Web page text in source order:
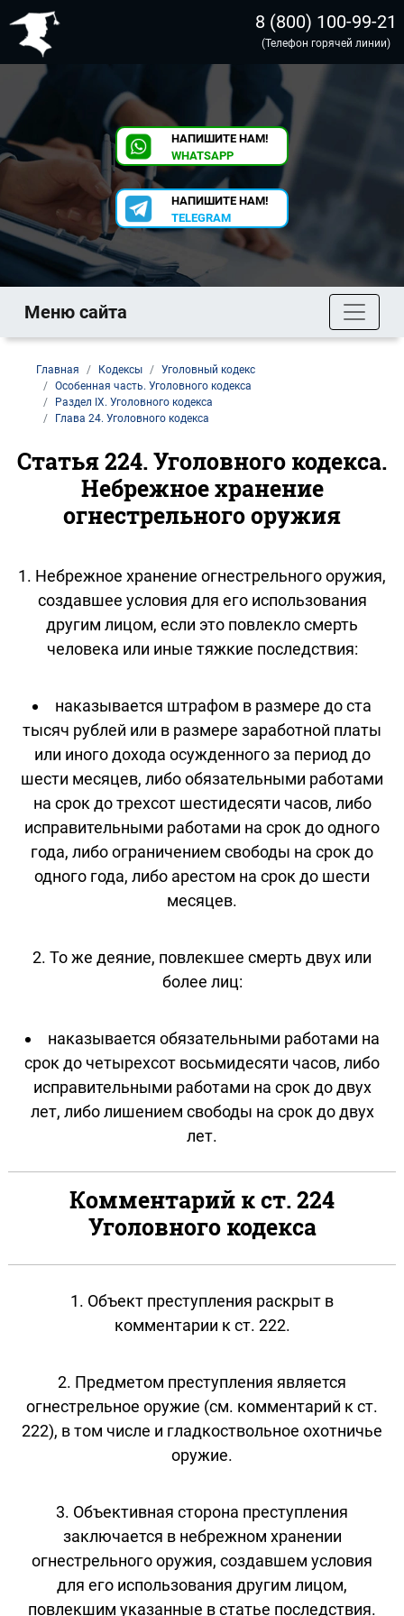
8 (800) 100-99-21
(Телефон горячей линии)
НАПИШИТЕ НАМ!
WHATSAPP
НАПИШИТЕ НАМ!
TELEGRAM
Меню сайта
Главная Кодексы
Уголовный кодекс
Особенная часть. Уголовного кодекса
Раздел IX. Уголовного кодекса
Глава 24. Уголовного кодекса
Статья 224. Уголовного кодекса.
Небрежное хранение
огнестрельного оружия
1. Небрежное хранение огнестрельного оружия,
создавшее условия для его использования
другим лицом, если это повлекло смерть
человека или иные тяжкие последствия:
наказывается штрафом в размере до ста
тысяч рублей или в размере заработной платы
или иного дохода осужденного за период до
шести месяцев, либо обязательными работами
на срок до трехсот шестидесяти часов, либо
исправительными работами на срок до одного
года, либо ограничением свободы на срок до
одного года, либо арестом на срок до шести
месяцев.
2. То же деяние, повлекшее смерть двух или
более лиц:
наказывается обязательными работами на
срок до четырехсот восьмидесяти часов, либо
исправительными работами на срок до двух
лет, либо лишением свободы на срок до двух
лет.
Комментарий к ст. 224
Уголовного кодекса
1. Объект преступления раскрыт в
комментарии к ст. 222.
2. Предметом преступления является
огнестрельное оружие (см. комментарий к ст.
222), в том числе и гладкоствольное охотничье
оружие.
3. Объективная сторона преступления
заключается в небрежном хранении
огнестрельного оружия, создавшем условия
для его использования другим лицом,
повлекшим указанные в статье последствия.